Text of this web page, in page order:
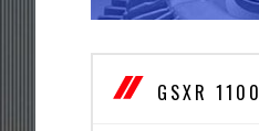
GSXR 1100